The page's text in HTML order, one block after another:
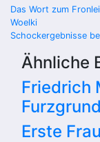
Das Wort zum
Woelki
Schockergebnisse
Ähnliche
Friedrich
Erste